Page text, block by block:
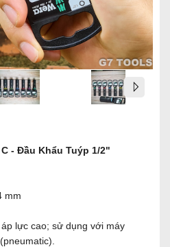
- Đầu Khẩu Tuýp 1/2"
mm
lực cao; sử dụng với máy